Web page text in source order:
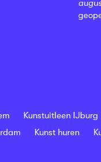
Kunstuitleen IJburg
Kunst huren